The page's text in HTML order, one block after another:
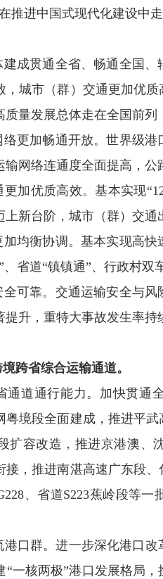
推进中国式现代化建设中
建成贯通全省、畅通全国
，城市（群）交通更加优
量发展总体走在全国前列
更加畅通开放。世界级港
网络连通度全面提高，公
加优质高效。基本实现
新台阶，城市（群）交通
均衡协调。基本实现高快
省道“镇镇通”、行政村双
可靠。交通运输安全与风
升，重特大事故发生率持
跨省综合运输通道。
通道通行能力。加快贯通
境段全面建成，推进平
扩容改造，推进京港澳、
接，推进南湛高速广东段
、省道S223蕉岭段等
口群。进一步深化港口
一核两极”港口发展格局